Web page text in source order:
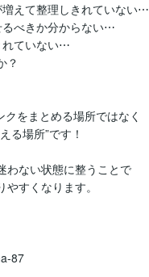
えて整理しきれていない⋯
べきか分からない⋯
れていない⋯
？
をまとめる場所ではなく
る場所”です！
わない状態に整うことで
すくなります。
87